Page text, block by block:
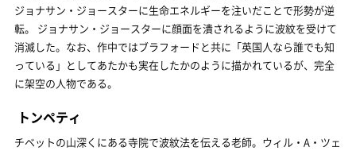
ジョナサン・ジョースターに生命エネルギーを注いだことで形勢が逆
転。 ジョナサン・ジョースターに顔面を潰されるように波紋を受けて
消滅した。なお、作中ではブラフォードと共に「英国人なら誰でも知
っている」としてあたかも実在したかのように描かれているが、完全
に架空の人物である。
トンペティ
チベットの山深くにある寺院で波紋法を伝える老師。ウィル・A・ツェ